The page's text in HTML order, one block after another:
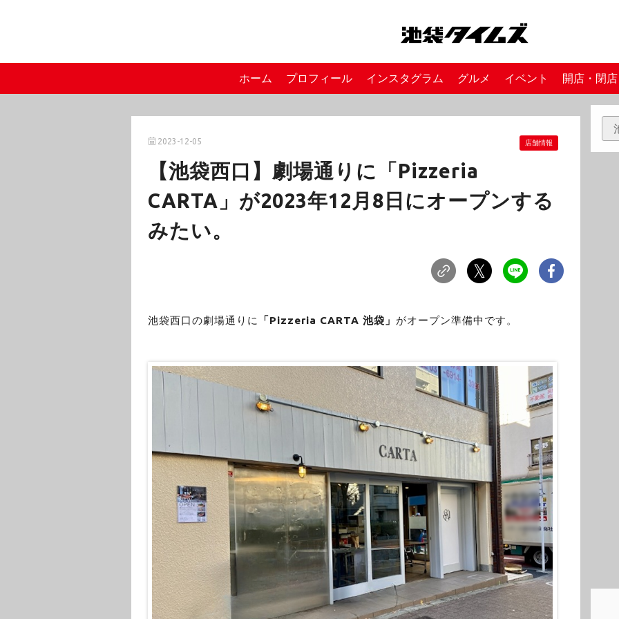
ホーム プロフィール インスタグラム グルメ イベント 開店・閉店
2023-12-05 店舗情報
【池袋西口】劇場通りに「Pizzeria
CARTA」が2023年12月8日にオープンする
みたい。
池袋西口の劇場通りに 「Pizzeria CARTA 池袋」 がオープン準備中です。